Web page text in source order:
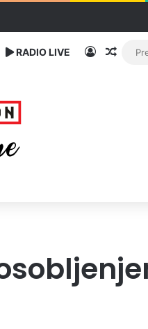
RADIO LIVE Prijava